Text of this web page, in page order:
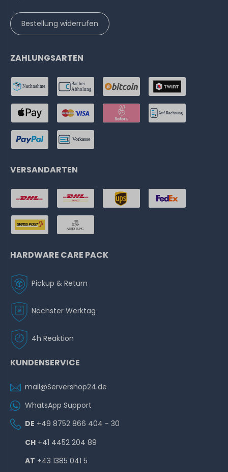
Bestellung widerrufen
ZAHLUNGSARTEN
VERSANDARTEN
HARDWARE CARE PACK
Pickup & Return
Nächster Werktag
4h Reaktion
KUNDENSERVICE
mail@Servershop24.de
WhatsApp Support
DE +49 8752 866 404 - 30
CH +41 4452 204 89
AT +43 1385 041 5